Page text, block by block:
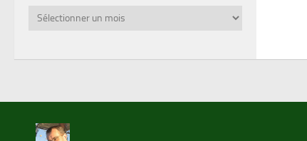
Archives